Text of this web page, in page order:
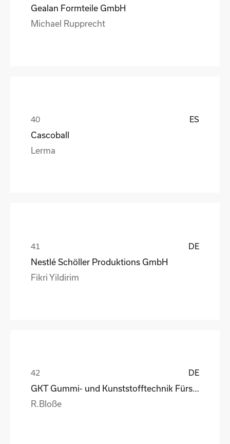
Gealan Formteile GmbH
Michael Rupprecht
ES
Cascoball
Lerma
DE
Nestlé Schöller Produktions GmbH
Fikri Yildirim
DE
R.Bloße